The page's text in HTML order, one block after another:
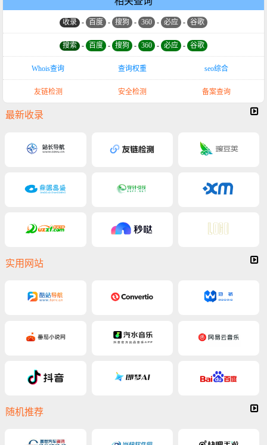
收录 - 百度 - 搜狗 - 360 - 必应 - 谷歌
搜索 - 百度 - 搜狗 - 360 - 必应 - 谷歌
Whois查询 查询权重 seo综合
友链检测 安全检测 备案查询
最新收录
实用网站
随机推荐